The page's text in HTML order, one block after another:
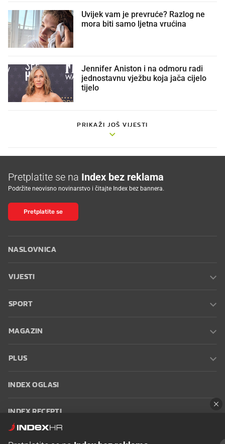
Uvijek vam je prevruće? Razlog ne
mora biti samo ljetna vrućina
Jennifer Aniston i na odmoru radi
jednostavnu vježbu koja jača cijelo
tijelo
PRIKAŽI JOŠ VIJESTI
Pretplatite se na Index bez reklama
Podržite neovisno novinarstvo i čitajte Index bez bannera.
Pretplatite se
NASLOVNICA
VIJESTI
SPORT
MAGAZIN
PLUS
INDEX OGLASI
INDEX RECEPTI